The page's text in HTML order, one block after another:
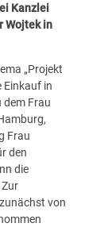
Kanzlei
Wojtek in
„Projekt
Einkauf in
dem Frau
Frau
den
die
von